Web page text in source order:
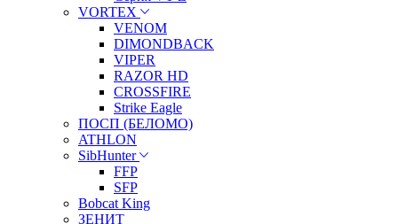
VORTEX
VENOM
DIMONDBACK
VIPER
RAZOR HD
CROSSFIRE
Strike Eagle
ПОСП (БЕЛОМО)
ATHLON
SibHunter
FFP
SFP
Bobcat King
ЗЕНИТ